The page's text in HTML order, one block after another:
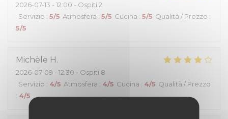
2026-07-13 - 12:00 - Ospiti 2
Servizio : 5/5 Atmosfera : 5/5 Cucina : 5/5 Qualità / Prezzo :
5/5
Michèle H
2026-07-09 - 12:30 - Ospiti 8
Servizio : 4/5 Atmosfera : 4/5 Cucina : 4/5 Qualità / Prezzo
: 4/5